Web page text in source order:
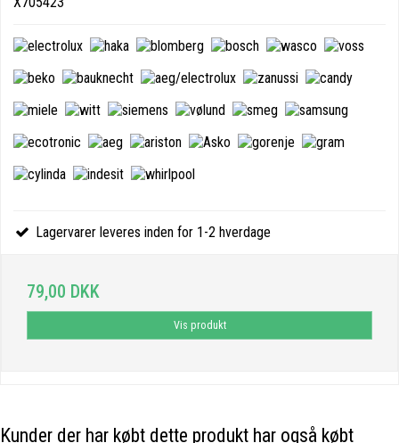
Lagervarer leveres inden for 1-2 hverdage
79,00 DKK
Vis produkt
Kunder der har købt dette produkt har også købt